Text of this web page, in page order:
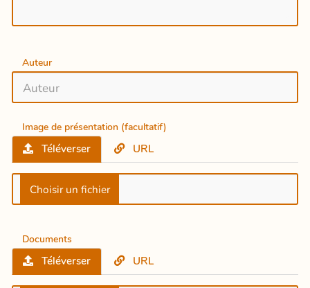
Auteur
Image de présentation (facultatif)
Téléverser URL
Documents
Téléverser URL